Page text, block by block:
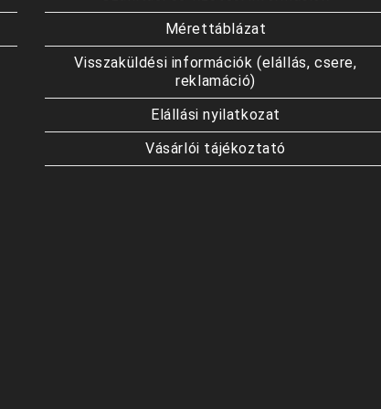
Mérettáblázat
Visszaküldési információk (elállás, csere,
reklamáció)
Elállási nyilatkozat
Vásárlói tájékoztató